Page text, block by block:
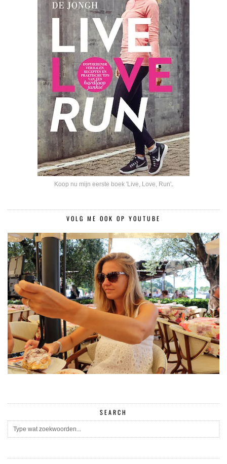
Koop nu mijn eerste boek 'Live, Love, Run'.
VOLG ME OOK OP YOUTUBE
SEARCH